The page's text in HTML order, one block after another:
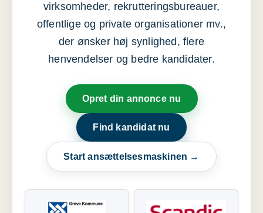
virksomheder, rekrutteringsbureauer,
offentlige og private organisationer mv.,
der ønsker høj synlighed, flere
henvendelser og bedre kandidater.
Opret din annonce nu
Find kandidat nu
Start ansættelsesmaskinen →